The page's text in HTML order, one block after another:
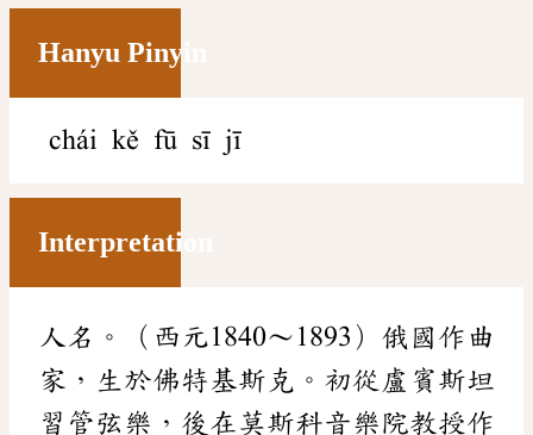
Hanyu Pinyin
chái kě fū sī jī
Interpretation
人名。（西元1840～1893）俄國作曲
家，生於佛特基斯克。初從盧賓斯坦
習管弦樂，後在莫斯科音樂院教授作